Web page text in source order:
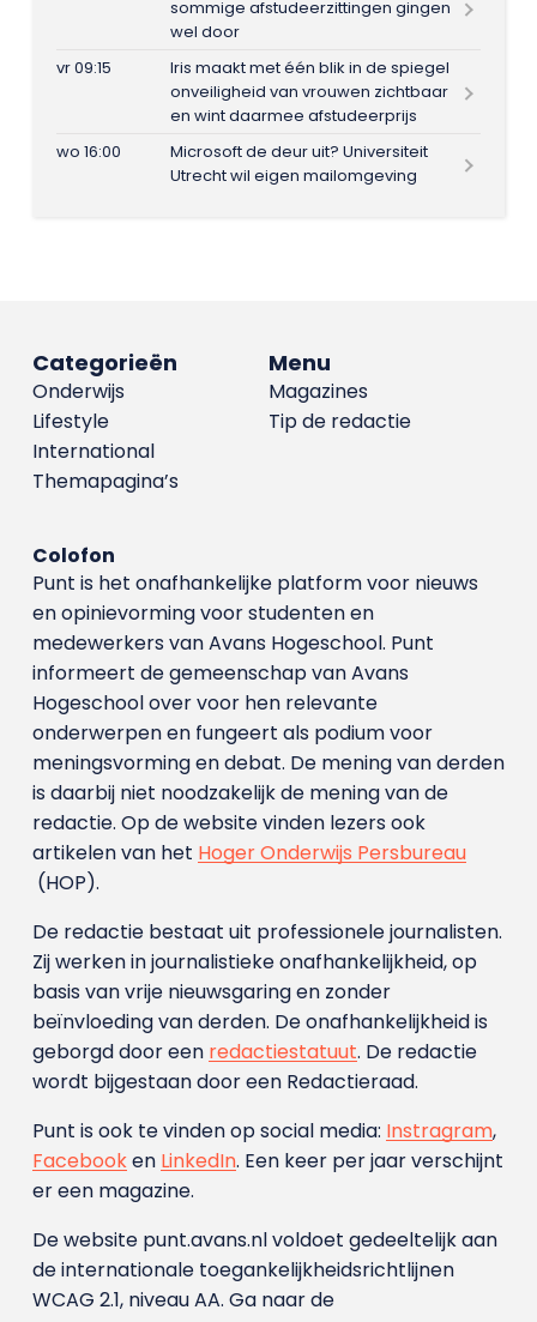
sommige afstudeerzittingen gingen
wel door
vr 09:15
Iris maakt met één blik in de spiegel
onveiligheid van vrouwen zichtbaar
en wint daarmee afstudeerprijs
wo 16:00
Microsoft de deur uit? Universiteit
Utrecht wil eigen mailomgeving
Menu
Magazines
Tip de redactie
Categorieën
Onderwijs
Lifestyle
International
Themapagina’s
Colofon
Punt is het onafhankelijke platform voor nieuws
en opinievorming voor studenten en
medewerkers van Avans Hoge­school. Punt
informeert de gemeenschap van Avans
Hogeschool over voor hen relevante
onderwerpen en fungeert als podium voor
meningsvorming en debat. De mening van derden
is daarbij niet noodzakelijk de mening van de
redactie. Op de website vinden lezers ook
artikelen van het Hoger Onderwijs Persbureau
(HOP).
De redactie bestaat uit professionele journalisten.
Zij werken in journalistieke onafhankelijkheid, op
basis van vrije nieuwsgaring en zonder
beïnvloeding van derden. De onafhankelijkheid is
geborgd door een redactiestatuut. De redactie
wordt bijgestaan door een Redactieraad.
Punt is ook te vinden op social media: Instragram,
Facebooken LinkedIn. Een keer per jaar verschijnt
er een magazine.
De website punt.avans.nl voldoet gedeeltelijk aan
de internationale toegankelijkheidsrichtlijnen
WCAG 2.1, niveau AA. Ga naar de